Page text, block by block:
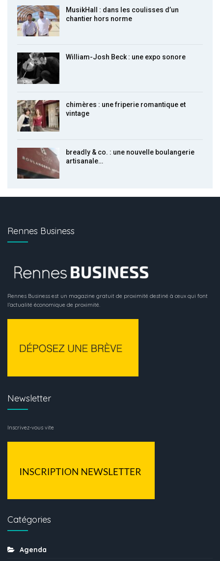
MusikHall : dans les coulisses d’un
chantier hors norme
William-Josh Beck : une expo sonore
chimères : une friperie romantique et
vintage
breadly & co. : une nouvelle boulangerie
artisanale…
Rennes Business
Rennes Business est un magazine gratuit de proximité destiné à ceux qui font
l’actualité économique de proximité.
Newsletter
Inscrivez-vous vite
Catégories
Agenda